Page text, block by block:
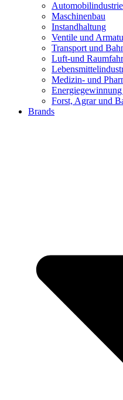
Automobilindustrie
Maschinenbau
Instandhaltung
Ventile und
Transport und
Luft-und
Medizin- und
Forst, Agrar und
Brands